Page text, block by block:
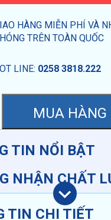
HÀNG MIỄN PHÍ VÀ
TRÊN TOÀN QUỐC
LINE: 0258 3818.222
TIN NỔI BẬT
NHẬN CHẤT
TIN CHI TIẾT